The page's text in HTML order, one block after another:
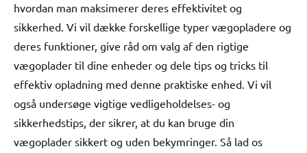
hvordan man maksimerer deres effektivitet og
sikkerhed. Vi vil dække forskellige typer vægopladere og
deres funktioner, give råd om valg af den rigtige
vægoplader til dine enheder og dele tips og tricks til
effektiv opladning med denne praktiske enhed. Vi vil
også undersøge vigtige vedligeholdelses- og
sikkerhedstips, der sikrer, at du kan bruge din
vægoplader sikkert og uden bekymringer. Så lad os